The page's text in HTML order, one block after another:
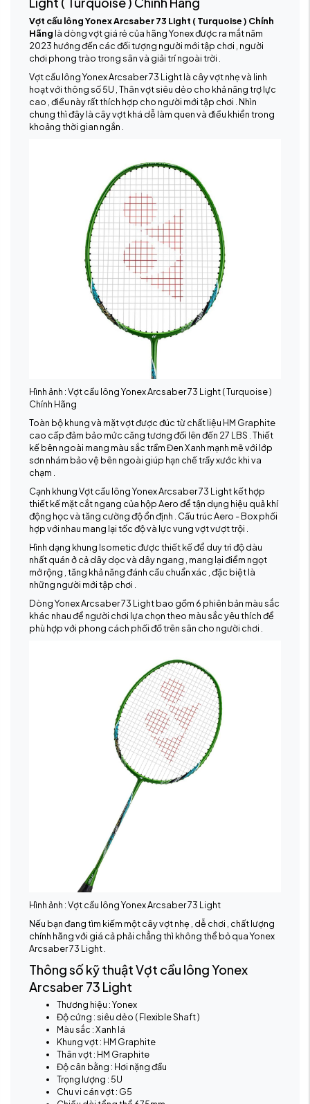
Vợt cầu lông Yonex Arcsaber 73 Light ( Turquoise ) Chính
Hãng là dòng vợt giá rẻ của hãng Yonex được ra mắt năm
2023 hướng đến các đối tượng người mới tập chơi , người
chơi phong trào trong sân và giải trí ngoài trời .
Vợt cầu lông Yonex Arcsaber 73 Light là cây vợt nhẹ và linh
hoạt với thông số 5U , Thân vợt siêu dẻo cho khả năng trợ lực
cao , điều này rất thích hợp cho người mới tập chơi . Nhìn
chung thì đây là cây vợt khá dễ làm quen và điều khiển trong
khoảng thời gian ngắn .
Hình ảnh : Vợt cầu lông Yonex Arcsaber 73 Light ( Turquoise )
Chính Hãng
Toàn bộ khung và mặt vợt được đúc từ chất liệu HM Graphite
cao cấp đảm bảo mức căng tương đối lên đến 27 LBS . Thiết
kế bên ngoài mang màu sắc trầm Đen Xanh mạnh mẽ với lớp
sơn nhám bảo vệ bên ngoài giúp hạn chế trầy xước khi va
chạm .
Cạnh khung Vợt cầu lông Yonex Arcsaber 73 Light kết hợp
thiết kế mặt cắt ngang của hộp Aero để tận dụng hiệu quả khí
động học và tăng cường độ ổn định . Cấu trúc Aero - Box phối
hợp với nhau mang lại tốc độ và lực vung vợt vượt trội .
Hình dạng khung Isometic được thiết kế để duy trì độ dàu
nhất quán ở cả dây dọc và dây ngang , mang lại điểm ngọt
mở rộng , tăng khả năng đánh cầu chuẩn xác , đặc biệt là
những người mới tập chơi .
Dòng Yonex Arcsaber 73 Light bao gồm 6 phiên bản màu sắc
khác nhau để người chơi lựa chọn theo màu sắc yêu thích để
phù hợp với phong cách phối đồ trên sân cho người chơi .
Hình ảnh : Vợt cầu lông Yonex Arcsaber 73 Light
Nếu bạn đang tìm kiếm một cây vợt nhẹ , dễ chơi , chất lượng
chính hãng với giá cả phải chẳng thì không thể bỏ qua Yonex
Arcsaber 73 Light .
Thông số kỹ thuật Vợt cầu lông Yonex
Arcsaber 73 Light
Thương hiệu : Yonex
Độ cứng : siêu dẻo ( Flexible Shaft )
Màu sắc : Xanh lá
Khung vợt : HM Graphite
Thân vợt : HM Graphite
Độ cân bằng : Hơi nặng đầu
Trọng lượng : 5U
Chu vi cán vợt : G5